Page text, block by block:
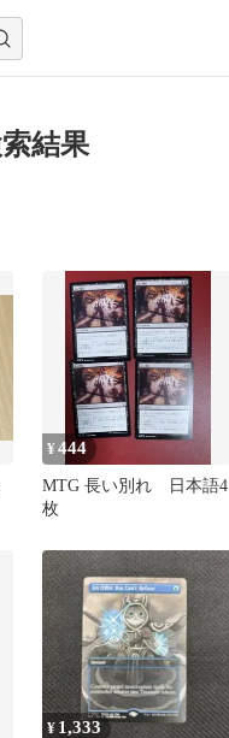
果
¥444
MTG 長い別れ 日本語4
枚
¥ 1,333